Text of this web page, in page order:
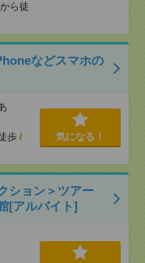
ら徒
などスマホの
歩 /
気になる！
ション＞ツアー
[アルバイト]